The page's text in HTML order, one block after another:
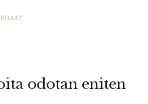
odotan eniten